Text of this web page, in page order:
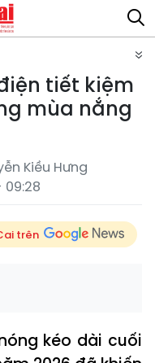
tiết kiệm
mùa nắng
Kiều Hưng
trên
kéo dài cuối